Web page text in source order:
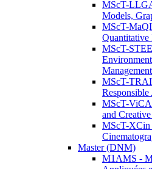
MScT-
Models,
MScT-
MScT-
Management
MScT-TRAI
MScT-
and
MScT-XCin
Master (DNM)
M1AMS -